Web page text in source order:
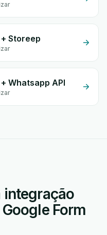
Storeep
Whatsapp API
integração
Form